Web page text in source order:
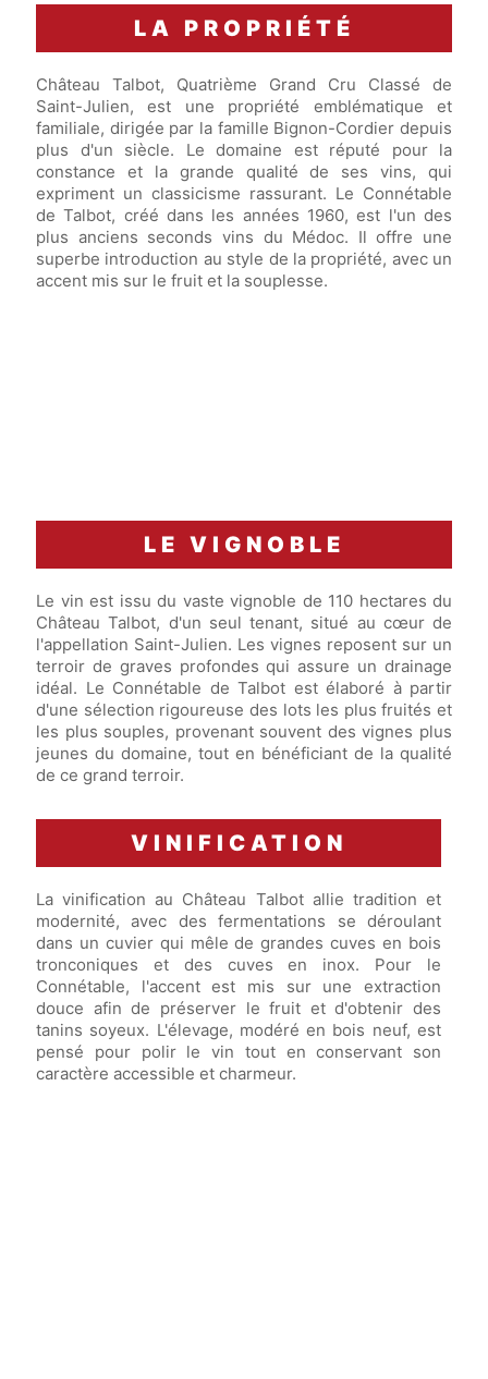
LA PROPRIÉTÉ
Château Talbot, Quatrième Grand Cru Classé de
Saint-Julien, est une propriété emblématique et
familiale, dirigée par la famille Bignon-Cordier depuis
plus d'un siècle. Le domaine est réputé pour la
constance et la grande qualité de ses vins, qui
expriment un classicisme rassurant. Le Connétable
de Talbot, créé dans les années 1960, est l'un des
plus anciens seconds vins du Médoc. Il offre une
superbe introduction au style de la propriété, avec un
accent mis sur le fruit et la souplesse.
LE VIGNOBLE
Le vin est issu du vaste vignoble de 110 hectares du
Château Talbot, d'un seul tenant, situé au cœur de
l'appellation Saint-Julien. Les vignes reposent sur un
terroir de graves profondes qui assure un drainage
idéal. Le Connétable de Talbot est élaboré à partir
d'une sélection rigoureuse des lots les plus fruités et
les plus souples, provenant souvent des vignes plus
jeunes du domaine, tout en bénéficiant de la qualité
de ce grand terroir.
VINIFICATION
La vinification au Château Talbot allie tradition et
modernité, avec des fermentations se déroulant
dans un cuvier qui mêle de grandes cuves en bois
tronconiques et des cuves en inox. Pour le
Connétable, l'accent est mis sur une extraction
douce afin de préserver le fruit et d'obtenir des
tanins soyeux. L'élevage, modéré en bois neuf, est
pensé pour polir le vin tout en conservant son
caractère accessible et charmeur.